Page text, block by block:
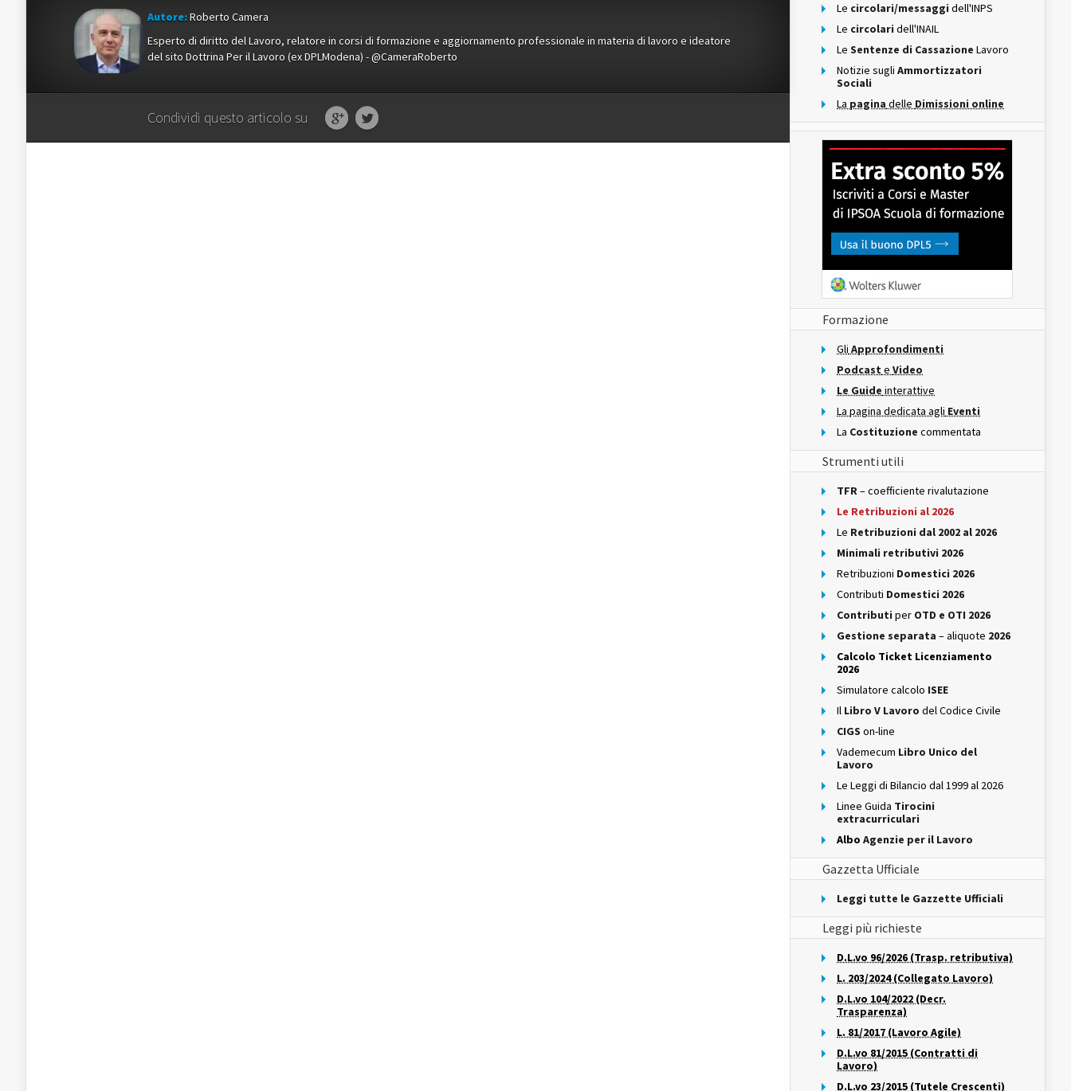
Autore:Roberto Camera
Esperto di diritto del Lavoro, relatore in corsi di formazione e aggiornamento professionale in materia di lavoro e ideatore
del sito Dottrina Per il Lavoro (ex DPLModena) - @CameraRoberto
Condividi questo articolo su
Le circolari/messaggi dell'INPS
Le circolari dell'INAIL
Le Sentenze di Cassazione Lavoro
Notizie sugli Ammortizzatori
Sociali
La pagina delle Dimissioni online
Formazione
Gli Approfondimenti
Podcast e Video
Le Guide interattive
La pagina dedicata agli Eventi
La Costituzione commentata
Strumenti utili
TFR– coefficiente rivalutazione
Le Retribuzioni al 2026
Le Retribuzioni dal 2002 al 2026
Minimali retributivi 2026
Retribuzioni Domestici 2026
Contributi Domestici 2026
Contributi per OTD e OTI 2026
Gestione separata – aliquote 2026
Calcolo Ticket Licenziamento
2026
Simulatore calcolo ISEE
Il Libro V Lavoro del Codice Civile
CIGS on-line
Vademecum Libro Unico del
Lavoro
Le Leggi di Bilancio dal 1999 al 2026
Linee Guida Tirocini
extracurriculari
Albo Agenzie per il Lavoro
Gazzetta Ufficiale
Leggi tutte le Gazzette Ufficiali
Leggi più richieste
D.L.vo 96/2026 (Trasp. retributiva)
L. 203/2024 (Collegato Lavoro)
D.L.vo 104/2022 (Decr.
Trasparenza)
L. 81/2017 (Lavoro Agile)
D.L.vo 81/2015 (Contratti di
Lavoro)
D.L.vo 23/2015 (Tutele Crescenti)